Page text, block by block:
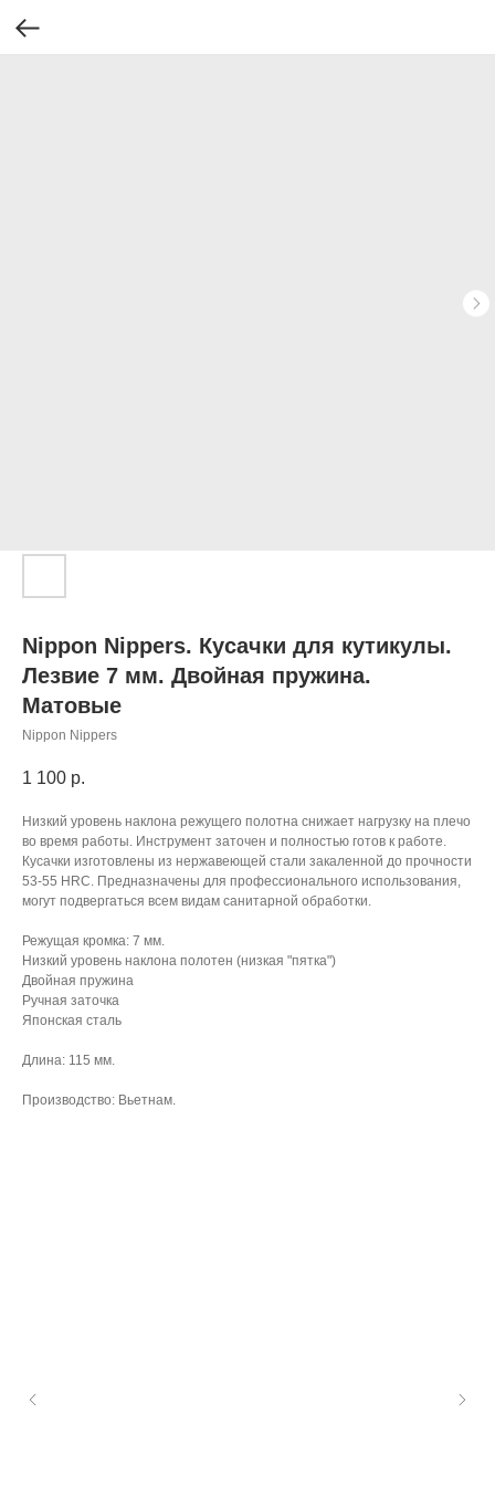
Nippon Nippers. Кусачки для кутикулы.
Лезвие 7 мм. Двойная пружина.
Матовые
Nippon Nippers
1 100 р.
Низкий уровень наклона режущего полотна снижает нагрузку на плечо
во время работы. Инструмент заточен и полностью готов к работе.
Кусачки изготовлены из нержавеющей стали закаленной до прочности
53-55 HRC. Предназначены для профессионального использования,
могут подвергаться всем видам санитарной обработки.
Режущая кромка: 7 мм.
Низкий уровень наклона полотен (низкая "пятка")
Двойная пружина
Ручная заточка
Японская сталь
Длина: 115 мм.
Производство: Вьетнам.